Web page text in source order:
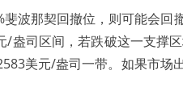
那契回撤位，则可能会回
盎司区间，若跌破这一支撑
美元/盎司一带。如果市场